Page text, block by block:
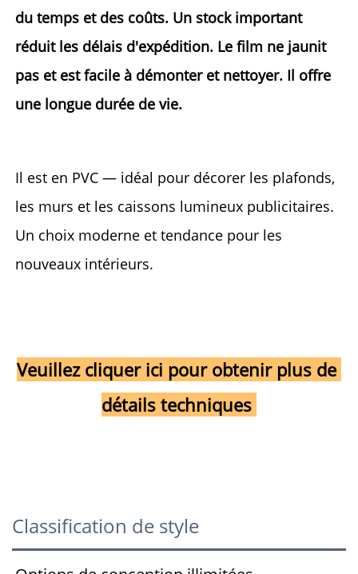
du temps et des coûts. Un stock important
réduit les délais d'expédition. Le film ne jaunit
pas et est facile à démonter et nettoyer. Il offre
une longue durée de vie.
Il est en PVC — idéal pour décorer les plafonds,
les murs et les caissons lumineux publicitaires.
Un choix moderne et tendance pour les
nouveaux intérieurs.
Veuillez cliquer ici pour obtenir plus de
détails techniques
Classification de style